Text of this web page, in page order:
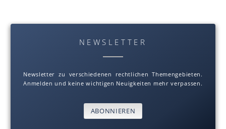
NEWSLETTER
Newsletter zu verschiedenen rechtlichen Themengebieten.
Anmelden und keine wichtigen Neuigkeiten mehr verpassen.
ABONNIEREN